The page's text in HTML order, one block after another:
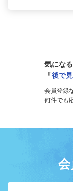
気にな
「後で
会員登録
何件でも
会